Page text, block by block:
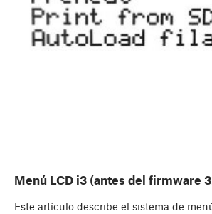
Menú LCD i3 (antes del firmware
Este artículo describe el sistema de